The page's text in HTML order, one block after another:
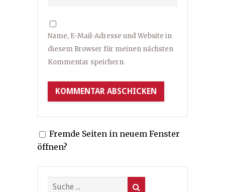
Name, E-Mail-Adresse und Website in
diesem Browser für meinen nächsten
Kommentar speichern.
Fremde Seiten in neuem Fenster
öffnen?